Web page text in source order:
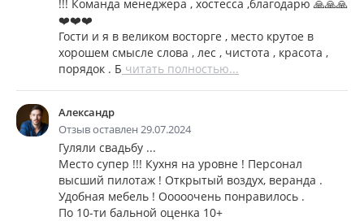
!!! Команда менеджера , хостесса ,благодарю 🙏🙏🙏
❤️❤️❤️
Гости и я в великом восторге , место крутое в
хорошем смысле слова , лес , чистота , красота ,
порядок . Б читать полностью...
Александр
Отзыв оставлен 29.07.2024
Гуляли свадьбу ...
Место супер !!! Кухня на уровне ! Персонал
высший пилотаж ! Открытый воздух, веранда .
Удобная мебель ! Ооооочень понравилось .
По 10-ти бальной оценка 10+